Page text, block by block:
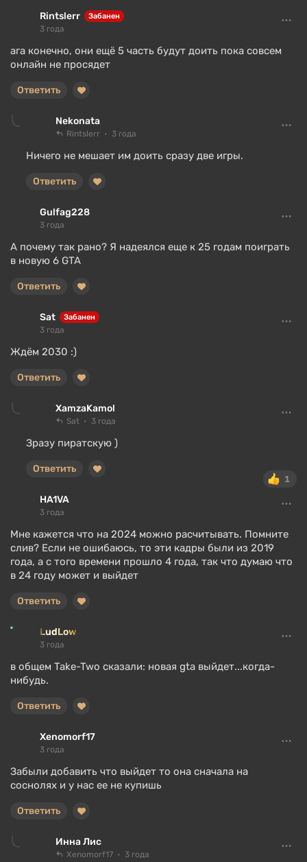
Rintslerr Забанен
3 года
ага конечно, они ещё 5 часть будут доить пока совсем
онлайн не просядет
Ответить
Nekonata
Rintslerr 3 года
Ничего не мешает им доить сразу две игры.
Ответить
Gulfag228
3 года
А почему так рано? Я надеялся еще к 25 годам поиграть
в новую 6 GTA
Ответить
Sat Забанен
3 года
Ждём 2030 :)
Ответить
XamzaKamol
Sat 3 года
Зразу пиратскую )
1
Ответить
HA1VA
3 года
Мне кажется что на 2024 можно расчитывать. Помните
слив? Если не ошибаюсь, то эти кадры были из 2019
года, а с того времени прошло 4 года, так что думаю что
в 24 году может и выйдет
Ответить
LudLow
3 года
в общем Take-Two сказали: новая gta выйдет...когда-
нибудь.
Ответить
Xenomorf17
3 года
Забыли добавить что выйдет то она сначала на
соснолях и у нас ее не купишь
Ответить
Инна Лис
Xenomorf17 3 года